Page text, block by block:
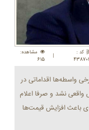
کد :
|
مشاهده:
615
واسطه‌ها اقداماتی در
واقعی نشد و صرفا اعلام
باعث افزایش قیمت‌ها